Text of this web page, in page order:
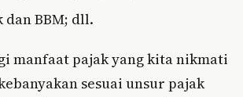
BBM; dll.
manfaat pajak yang kita nikmati
sesuai unsur pajak